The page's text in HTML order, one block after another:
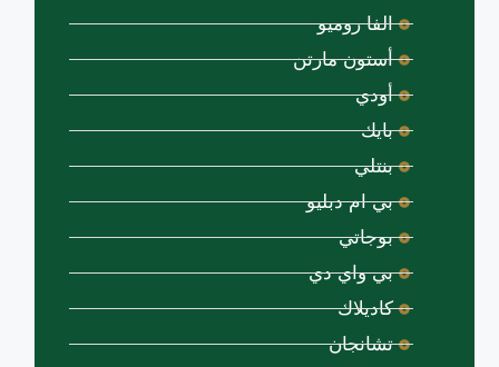
الفا روميو
أستون مارتن
أودي
بايك
بنتلي
بي ام دبليو
بوجاتي
بي واي دي
كاديلاك
تشانجان